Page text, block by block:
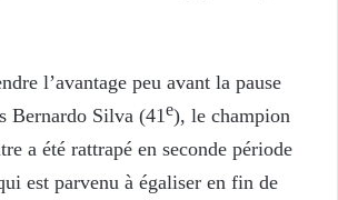
l’avantage peu avant la pause
Bernardo Silva (41e), le champion
a été rattrapé en seconde période
est parvenu à égaliser en fin de